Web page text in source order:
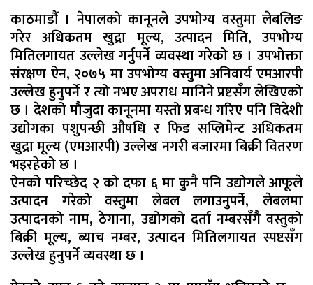
काठमाडौं । नेपालको कानूनले उपभोग्य वस्तुमा लेबलिङ
गरेर अधिकतम खुद्रा मूल्य, उत्पादन मिति, उपभोग्य
मितिलगायत उल्लेख गर्नुपर्ने व्यवस्था गरेको छ । उपभोक्ता
संरक्षण ऐन, २०७५ मा उपभोग्य वस्तुमा अनिवार्य एमआरपी
उल्लेख हुनुपर्ने र त्यो नभए अपराध मानिने प्रष्टसँग लेखिएको
छ । देशको मौजुदा कानूनमा यस्तो प्रबन्ध गरिए पनि विदेशी
उद्योगका पशुपन्छी औषधि र फिड सप्लिमेन्ट अधिकतम
खुद्रा मूल्य (एमआरपी) उल्लेख नगरी बजारमा बिक्री वितरण
भइरहेको छ ।
ऐनको परिच्छेद २ को दफा ६ मा कुनै पनि उद्योगले आफूले
उत्पादन गरेको वस्तुमा लेबल लगाउनुपर्ने, लेबलमा
उत्पादनको नाम, ठेगाना, उद्योगको दर्ता नम्बरसँगै वस्तुको
बिक्री मूल्य, ब्याच नम्बर, उत्पादन मितिलगायत स्पष्टसँग
उल्लेख हुनुपर्ने व्यवस्था छ ।